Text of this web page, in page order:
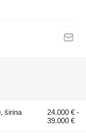
širina
24.000 € -
39.000 €